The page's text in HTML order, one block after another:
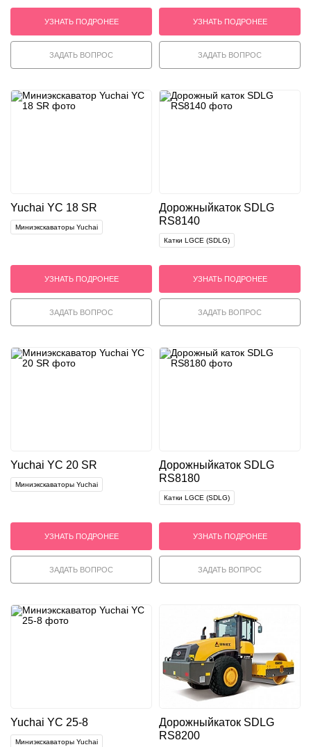
УЗНАТЬ ПОДРОНЕЕ
ЗАДАТЬ ВОПРОС
УЗНАТЬ ПОДРОНЕЕ
ЗАДАТЬ ВОПРОС
Yuchai YC 18 SR
Миниэкскаваторы Yuchai
УЗНАТЬ ПОДРОНЕЕ
ЗАДАТЬ ВОПРОС
Дорожныйкаток SDLG
RS8140
Катки LGCE (SDLG)
УЗНАТЬ ПОДРОНЕЕ
ЗАДАТЬ ВОПРОС
Yuchai YC 20 SR
Миниэкскаваторы Yuchai
УЗНАТЬ ПОДРОНЕЕ
ЗАДАТЬ ВОПРОС
Дорожныйкаток SDLG
RS8180
Катки LGCE (SDLG)
УЗНАТЬ ПОДРОНЕЕ
ЗАДАТЬ ВОПРОС
Yuchai YC 25-8
Миниэкскаваторы Yuchai
Дорожныйкаток SDLG
RS8200